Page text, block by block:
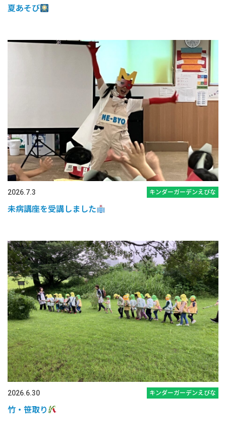
夏あそび
2026.7.3 キンダーガーデンえびな
未病講座を受講しました
2026.6.30 キンダーガーデンえびな
竹・笹取り